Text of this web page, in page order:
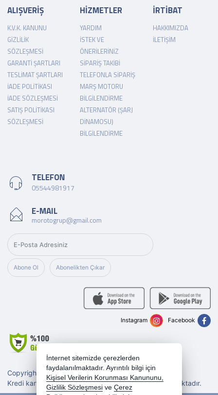
ALIŞVERİŞ
K.V.K. KANUNU
GIZLILIK
SÖZLEŞMESI
GARANTI ŞARTLARI
TESLIMAT ŞARTLARI
İADE POLITIKASI
İADE SÖZLEŞMESI
SATIŞ POLITIKASI
SÖZLEŞMESI
HİZMETLER
YARDIM
İSTEK VE
ÖNERILERINIZ
SIPARIŞ TAKIBI
TELEFONLA SIPARIŞ
MARŞ MOTORU
BILGILENDIRME
ALTERNATÖR (ŞARJ
DINAMOSU)
BILGILENDIRME
İRTİBAT
HAKKIMIZDA
İLETIŞIM
TELEFON
05544981917
E-MAIL
morotogrup@gmail.com
Abone Ol Abonelikten Çıkar
Copyright 2026 morotogrup.com - Tüm hakları saklıdır.
Kredi kartı bilgileriniz 256bit SSL sertifikası ile korunmaktadır.
Facebook
Instagram
İnternet sitemizde çerezlerden
faydalanılmaktadır. Ayrıntılı bilgi için
Kişisel Verilerin Korunması Kanununu,
Gizlilik Sözleşmesi ve Çerez